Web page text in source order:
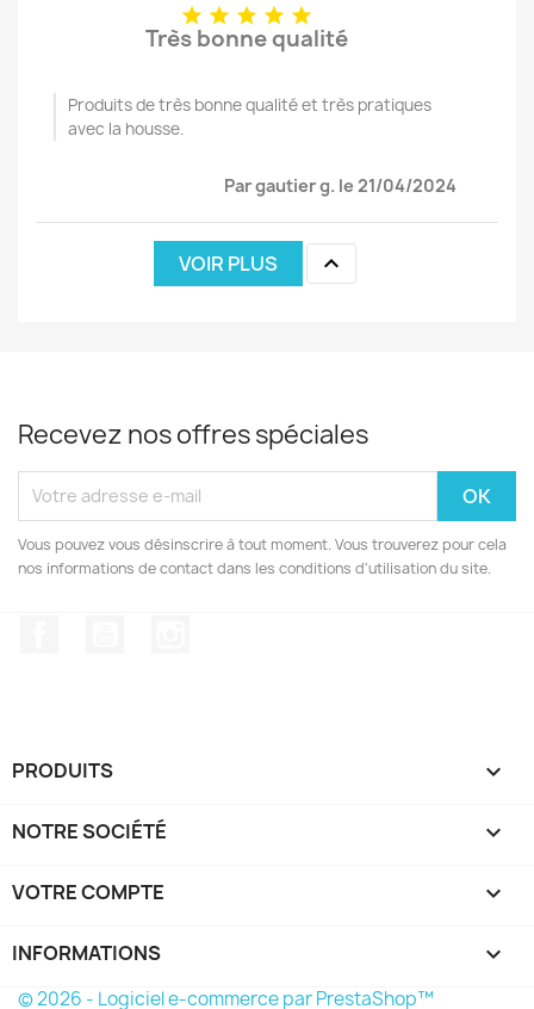
    
Très bonne qualité
Produits de très bonne qualité et très pratiques
avec la housse.
Par gautier g. le 21/04/2024
VOIR PLUS 
Recevez nos offres spéciales
Vous pouvez vous désinscrire à tout moment. Vous trouverez pour cela
nos informations de contact dans les conditions d'utilisation du site.
PRODUITS 
NOTRE SOCIÉTÉ 
VOTRE COMPTE 
INFORMATIONS keyboard_arrow_down
© 2026 - Logiciel e-commerce par PrestaShop™